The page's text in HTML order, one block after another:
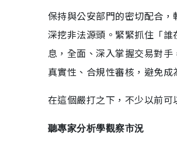
保持與公安部門的密切配合
深挖非法源頭。緊緊抓住「
息，全面、深入掌握交易對
真實性、合規性審核，避免成
在這個嚴打之下，不少以前
聽專家分析學觀察市況